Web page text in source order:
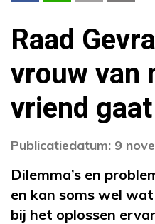
Raad
vrouw van
vriend
Publicatiedatum: 9
Dilemma’s en
en kan soms wel
bij het oplossen